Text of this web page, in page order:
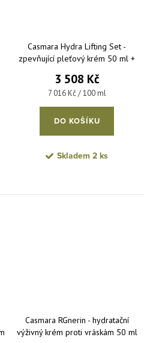
Casmara Hydra Lifting Set -
zpevňující pleťový krém 50 ml +
3 508 Kč
Měrná cena:
7 016 Kč / 100 ml
DO KOŠÍKU
Skladem 2 ks
Casmara RGnerin - hydratační
výživný krém proti vráskám 50 ml